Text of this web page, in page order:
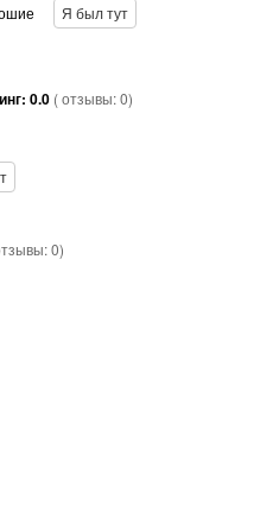
Я был тут
0.0 ( отзывы:0)
0)